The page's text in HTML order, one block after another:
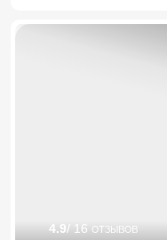
4.9 / 16 отзывов